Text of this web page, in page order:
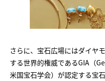
さらに、宝石広場にはダイヤ
する世界的権威であるGIA（
米国宝石学会）が認定する宝